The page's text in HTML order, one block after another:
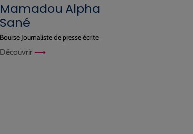
Mamadou Alpha
Sané
Bourse Journaliste de presse écrite
Découvrir